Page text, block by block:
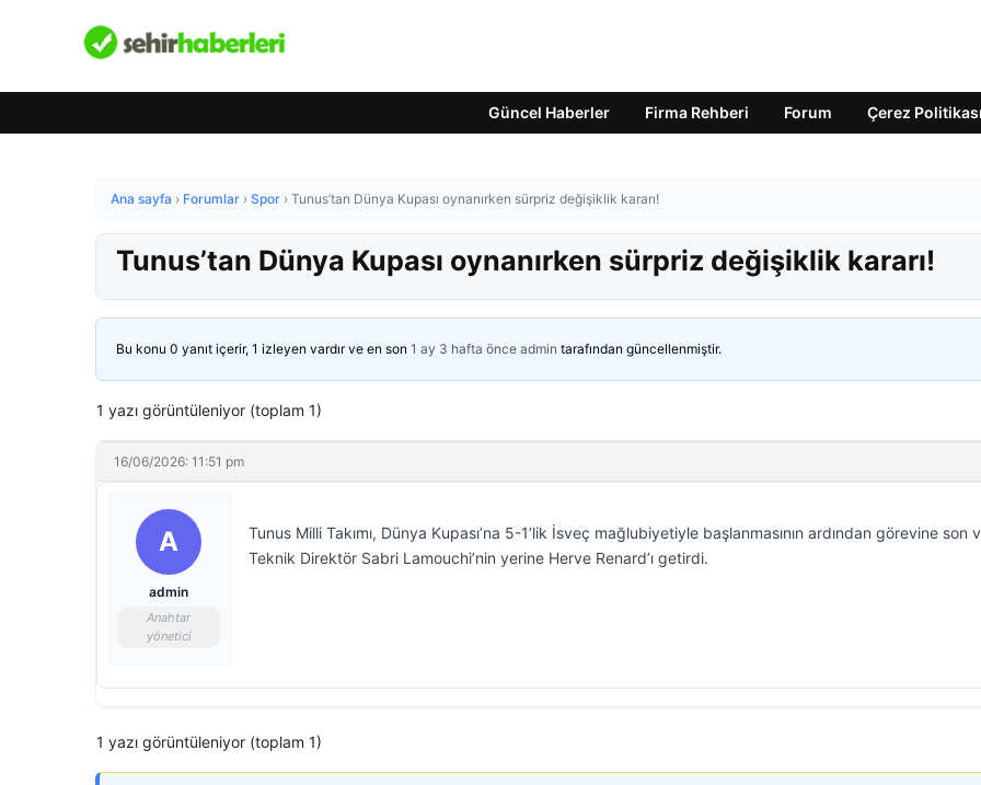
Güncel Haberler Firma Rehberi Forum Çerez Politikası
Ana sayfa › Forumlar › Spor › Tunus’tan Dünya Kupası oynanırken sürpriz değişiklik kararı!
Tunus’tan Dünya Kupası oynanırken sürpriz değişiklik kararı!
Bu konu 0 yanıt içerir, 1 izleyen vardır ve en son 1 ay 3 hafta önce admin tarafından güncellenmiştir.
1 yazı görüntüleniyor (toplam 1)
16/06/2026: 11:51 pm
A
admin
Anahtar
yönetici
Tunus Milli Takımı, Dünya Kupası’na 5-1’lik İsveç mağlubiyetiyle başlanmasının ardından görevine son
Teknik Direktör Sabri Lamouchi’nin yerine Herve Renard’ı getirdi.
1 yazı görüntüleniyor (toplam 1)